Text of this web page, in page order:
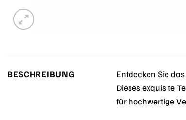
BESCHREIBUNG Entdecken Sie das
Dieses exquisite
für hochwertige